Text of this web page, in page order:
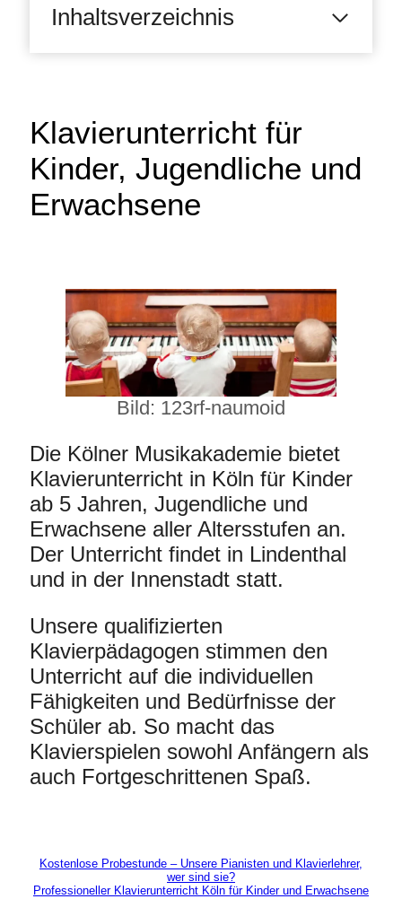
Inhaltsverzeichnis
Klavierunterricht für
Kinder, Jugendliche und
Erwachsene
Bild: 123rf-naumoid
Die Kölner Musikakademie bietet
Klavierunterricht in Köln für Kinder
ab 5 Jahren, Jugendliche und
Erwachsene aller Altersstufen an.
Der Unterricht findet in Lindenthal
und in der Innenstadt statt.
Unsere qualifizierten
Klavierpädagogen stimmen den
Unterricht auf die individuellen
Fähigkeiten und Bedürfnisse der
Schüler ab. So macht das
Klavierspielen sowohl Anfängern als
auch Fortgeschrittenen Spaß.
Kostenlose Probestunde – Unsere Pianisten und Klavierlehrer,
wer sind sie?
Professioneller Klavierunterricht Köln für Kinder und Erwachsene